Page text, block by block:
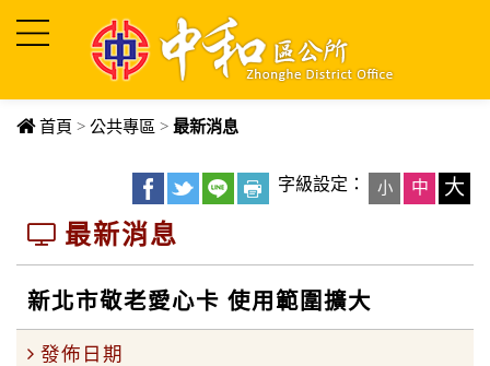
首頁 > 公共專區 > 最新消息
字級設定： 小 中 大
最新消息
新北市敬老愛心卡 使用範圍擴大
發佈日期